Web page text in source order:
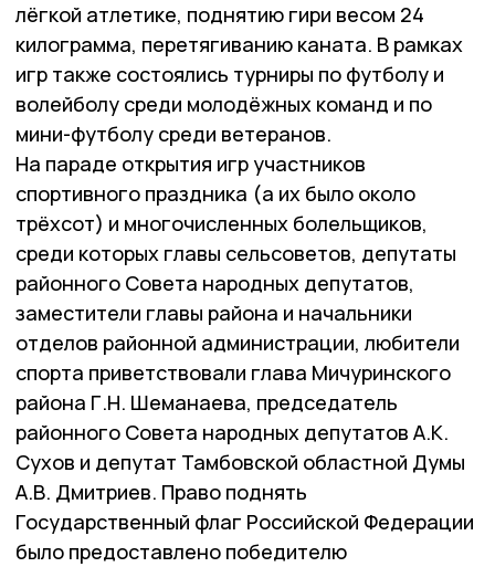
лёгкой атлетике, поднятию гири весом 24
килограмма, перетягиванию каната. В рамках
игр также состоялись турниры по футболу и
волейболу среди молодёжных команд и по
мини-футболу среди ветеранов.
На параде открытия игр участников
спортивного праздника (а их было около
трёхсот) и многочисленных болельщиков,
среди которых главы сельсоветов, депутаты
районного Совета народных депутатов,
заместители главы района и начальники
отделов районной администрации, любители
спорта приветствовали глава Мичуринского
района Г.Н. Шеманаева, председатель
районного Совета народных депутатов А.К.
Сухов и депутат Тамбовской областной Думы
А.В. Дмитриев. Право поднять
Государственный флаг Российской Федерации
было предоставлено победителю